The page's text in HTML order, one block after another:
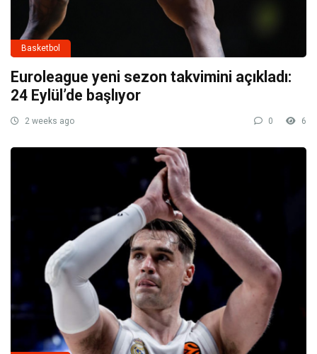
Basketbol
Euroleague yeni sezon takvimini açıkladı:
24 Eylül’de başlıyor
2 weeks ago 0 6